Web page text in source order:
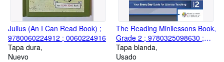
Julius (An I Can Read Book) ;
9780060224912 ; 0060224916
Tapa dura
Nuevo
The Reading Minilessons Book,
Grade 2 ; 9780325098630 ;
0325098638
Tapa blanda
Usado